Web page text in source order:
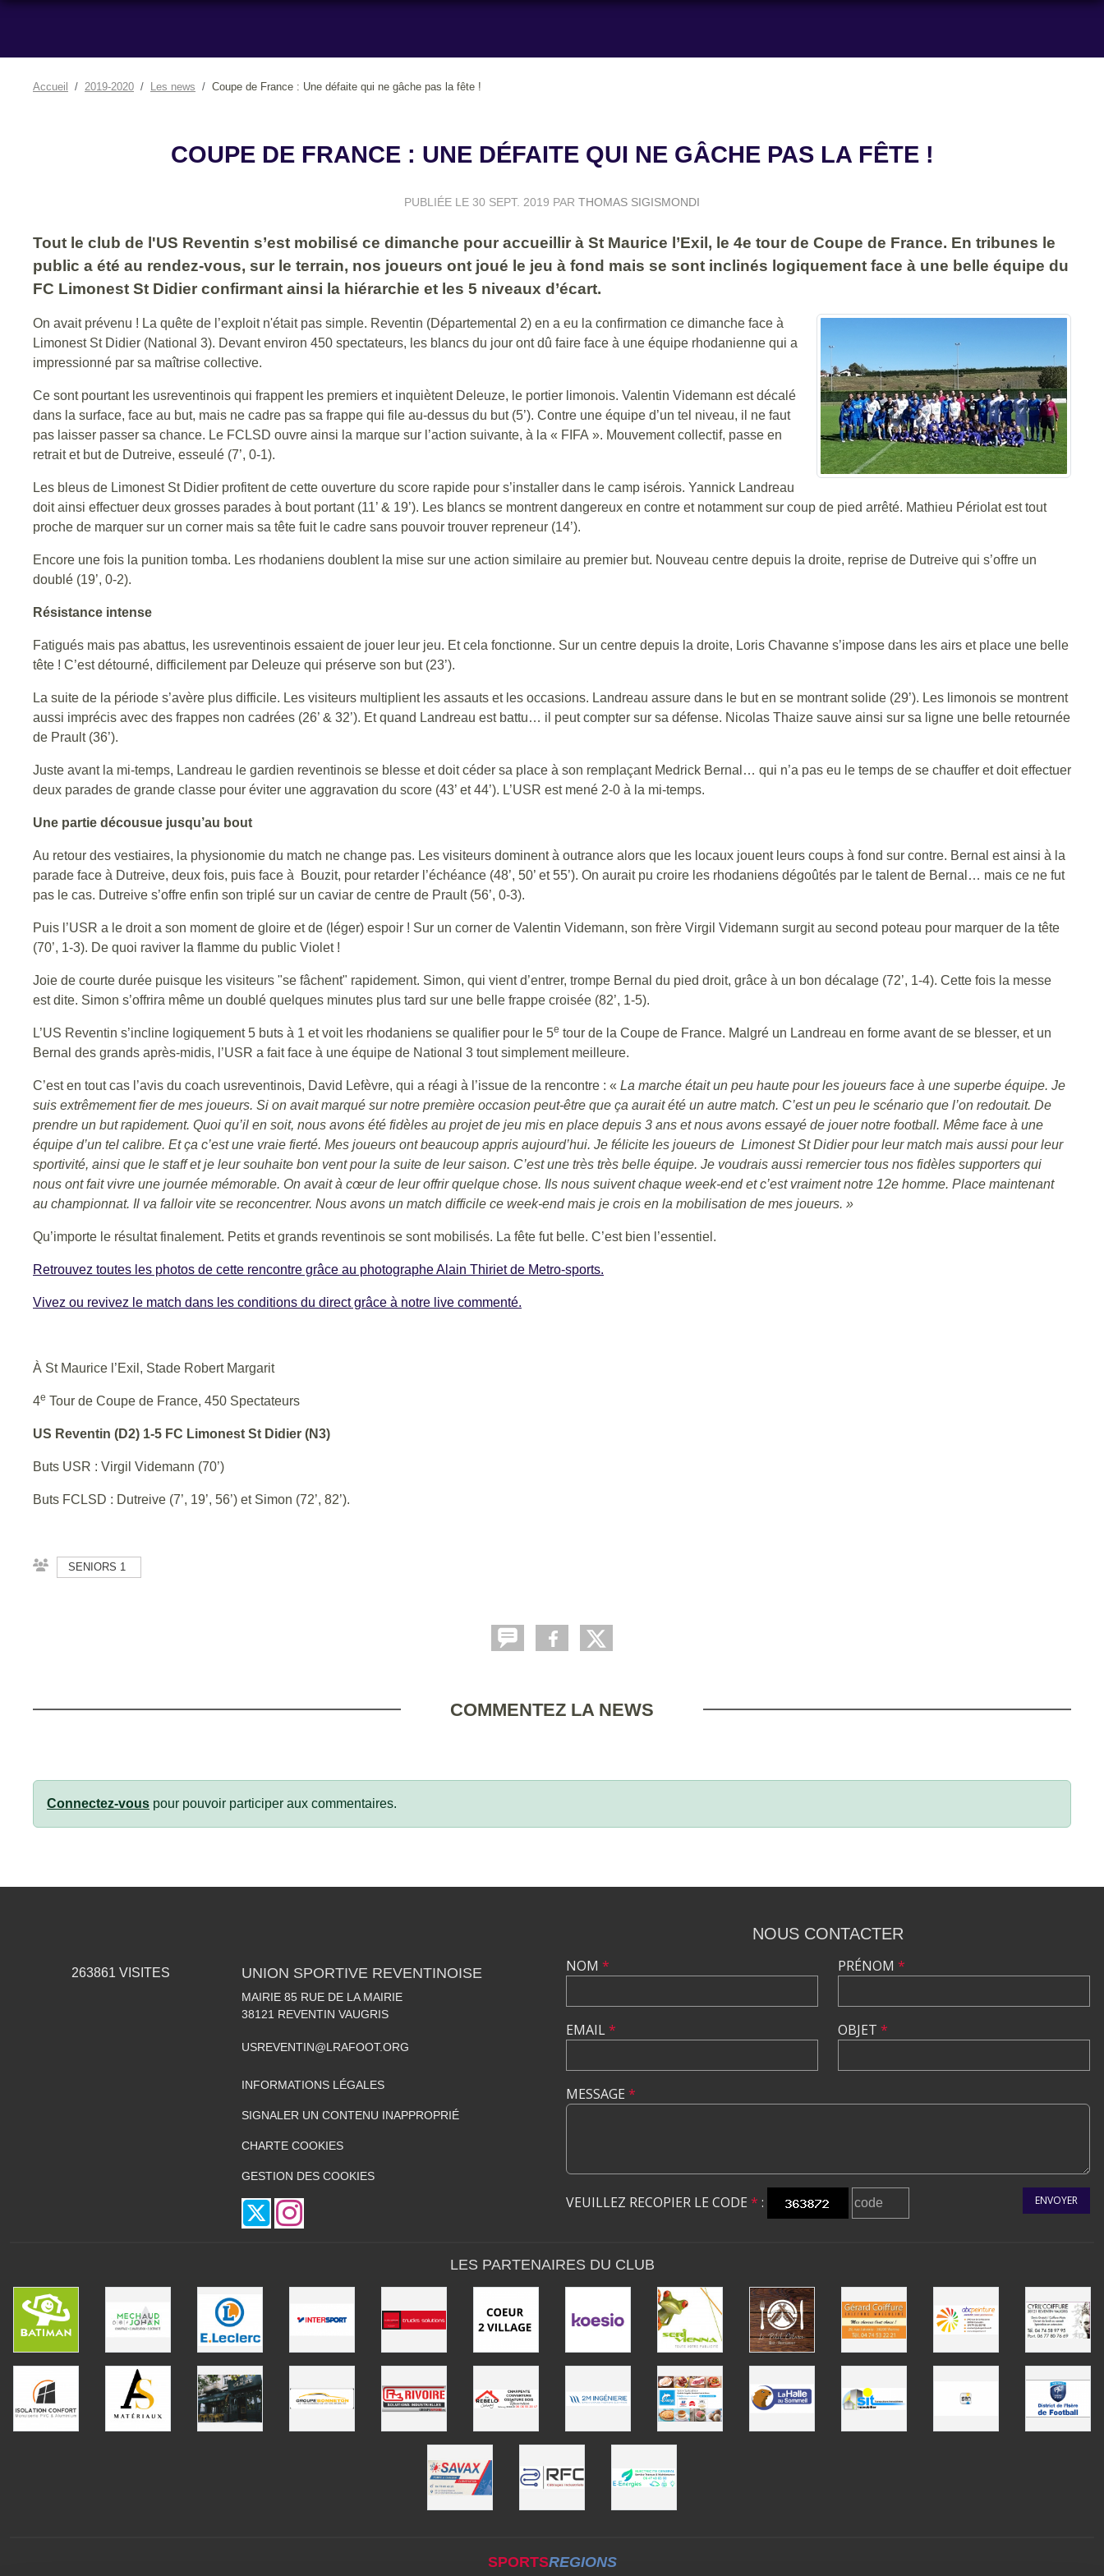
Accueil 2019-2020 Les news Coupe de France : Une défaite qui ne gâche pas la fête !
COUPE DE FRANCE : UNE DÉFAITE QUI NE GÂCHE PAS LA FÊTE !
PUBLIÉE LE 30 SEPT. 2019 PAR THOMAS SIGISMONDI
Tout le club de l'US Reventin s’est mobilisé ce dimanche pour accueillir à St Maurice l’Exil, le 4e tour de Coupe de France. En tribunes le
public a été au rendez-vous, sur le terrain, nos joueurs ont joué le jeu à fond mais se sont inclinés logiquement face à une belle équipe du
FC Limonest St Didier confirmant ainsi la hiérarchie et les 5 niveaux d’écart.
On avait prévenu ! La quête de l’exploit n'était pas simple. Reventin (Départemental 2) en a eu la confirmation ce dimanche face à
Limonest St Didier (National 3). Devant environ 450 spectateurs, les blancs du jour ont dû faire face à une équipe rhodanienne qui a
impressionné par sa maîtrise collective.
Ce sont pourtant les usreventinois qui frappent les premiers et inquiètent Deleuze, le portier limonois. Valentin Videmann est décalé
dans la surface, face au but, mais ne cadre pas sa frappe qui file au-dessus du but (5’). Contre une équipe d’un tel niveau, il ne faut
pas laisser passer sa chance. Le FCLSD ouvre ainsi la marque sur l’action suivante, à la « FIFA ». Mouvement collectif, passe en
retrait et but de Dutreive, esseulé (7’, 0-1).
Les bleus de Limonest St Didier profitent de cette ouverture du score rapide pour s’installer dans le camp isérois. Yannick Landreau
doit ainsi effectuer deux grosses parades à bout portant (11’ & 19’). Les blancs se montrent dangereux en contre et notamment sur coup de pied arrêté. Mathieu Périolat est tout
proche de marquer sur un corner mais sa tête fuit le cadre sans pouvoir trouver repreneur (14’).
Encore une fois la punition tomba. Les rhodaniens doublent la mise sur une action similaire au premier but. Nouveau centre depuis la droite, reprise de Dutreive qui s’offre un
doublé (19’, 0-2).
Résistance intense
Fatigués mais pas abattus, les usreventinois essaient de jouer leur jeu. Et cela fonctionne. Sur un centre depuis la droite, Loris Chavanne s’impose dans les airs et place une belle
tête ! C’est détourné, difficilement par Deleuze qui préserve son but (23’).
La suite de la période s’avère plus difficile. Les visiteurs multiplient les assauts et les occasions. Landreau assure dans le but en se montrant solide (29’). Les limonois se montrent
aussi imprécis avec des frappes non cadrées (26’ & 32’). Et quand Landreau est battu… il peut compter sur sa défense. Nicolas Thaize sauve ainsi sur sa ligne une belle retournée
de Prault (36’).
Juste avant la mi-temps, Landreau le gardien reventinois se blesse et doit céder sa place à son remplaçant Medrick Bernal… qui n’a pas eu le temps de se chauffer et doit effectuer
deux parades de grande classe pour éviter une aggravation du score (43’ et 44’). L’USR est mené 2-0 à la mi-temps.
Une partie décousue jusqu’au bout
Au retour des vestiaires, la physionomie du match ne change pas. Les visiteurs dominent à outrance alors que les locaux jouent leurs coups à fond sur contre. Bernal est ainsi à la
parade face à Dutreive, deux fois, puis face à Bouzit, pour retarder l’échéance (48’, 50’ et 55’). On aurait pu croire les rhodaniens dégoûtés par le talent de Bernal… mais ce ne fut
pas le cas. Dutreive s’offre enfin son triplé sur un caviar de centre de Prault (56’, 0-3).
Puis l’USR a le droit a son moment de gloire et de (léger) espoir ! Sur un corner de Valentin Videmann, son frère Virgil Videmann surgit au second poteau pour marquer de la tête
(70’, 1-3). De quoi raviver la flamme du public Violet !
Joie de courte durée puisque les visiteurs "se fâchent" rapidement. Simon, qui vient d’entrer, trompe Bernal du pied droit, grâce à un bon décalage (72’, 1-4). Cette fois la messe
est dite. Simon s’offrira même un doublé quelques minutes plus tard sur une belle frappe croisée (82’, 1-5).
L’US Reventin s’incline logiquement 5 buts à 1 et voit les rhodaniens se qualifier pour le 5e tour de la Coupe de France. Malgré un Landreau en forme avant de se blesser, et un
Bernal des grands après-midis, l’USR a fait face à une équipe de National 3 tout simplement meilleure.
C’est en tout cas l’avis du coach usreventinois, David Lefèvre, qui a réagi à l’issue de la rencontre : « La marche était un peu haute pour les joueurs face à une superbe équipe. Je
suis extrêmement fier de mes joueurs. Si on avait marqué sur notre première occasion peut-être que ça aurait été un autre match. C’est un peu le scénario que l’on redoutait. De
prendre un but rapidement. Quoi qu’il en soit, nous avons été fidèles au projet de jeu mis en place depuis 3 ans et nous avons essayé de jouer notre football. Même face à une
équipe d’un tel calibre. Et ça c’est une vraie fierté. Mes joueurs ont beaucoup appris aujourd’hui. Je félicite les joueurs de Limonest St Didier pour leur match mais aussi pour leur
sportivité, ainsi que le staff et je leur souhaite bon vent pour la suite de leur saison. C’est une très très belle équipe. Je voudrais aussi remercier tous nos fidèles supporters qui
nous ont fait vivre une journée mémorable. On avait à cœur de leur offrir quelque chose. Ils nous suivent chaque week-end et c’est vraiment notre 12e homme. Place maintenant
au championnat. Il va falloir vite se reconcentrer. Nous avons un match difficile ce week-end mais je crois en la mobilisation de mes joueurs. »
Qu’importe le résultat finalement. Petits et grands reventinois se sont mobilisés. La fête fut belle. C’est bien l’essentiel.
Retrouvez toutes les photos de cette rencontre grâce au photographe Alain Thiriet de Metro-sports.
Vivez ou revivez le match dans les conditions du direct grâce à notre live commenté.
À St Maurice l’Exil, Stade Robert Margarit
4e Tour de Coupe de France, 450 Spectateurs
US Reventin (D2) 1-5 FC Limonest St Didier (N3)
Buts USR : Virgil Videmann (70’)
Buts FCLSD : Dutreive (7’, 19’, 56’) et Simon (72’, 82’).
SENIORS 1
COMMENTEZ LA NEWS
Connectez-vous pour pouvoir participer aux commentaires.
263861 VISITES UNION SPORTIVE REVENTINOISE
MAIRIE 85 RUE DE LA MAIRIE
38121 REVENTIN VAUGRIS
USREVENTIN@LRAFOOT.ORG
INFORMATIONS LÉGALES
SIGNALER UN CONTENU INAPPROPRIÉ
CHARTE COOKIES
GESTION DES COOKIES
NOUS CONTACTER
NOM *
EMAIL*
PRÉNOM *
OBJET *
MESSAGE *
VEUILLEZ RECOPIER LE CODE * : ENVOYER
LES PARTENAIRES DU CLUB
SPORTSREGIONS